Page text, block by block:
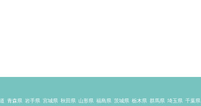
青森県 岩手県 宮城県 秋田県 山形県 福島県 茨城県 栃木県 群馬県 埼玉県 千葉県